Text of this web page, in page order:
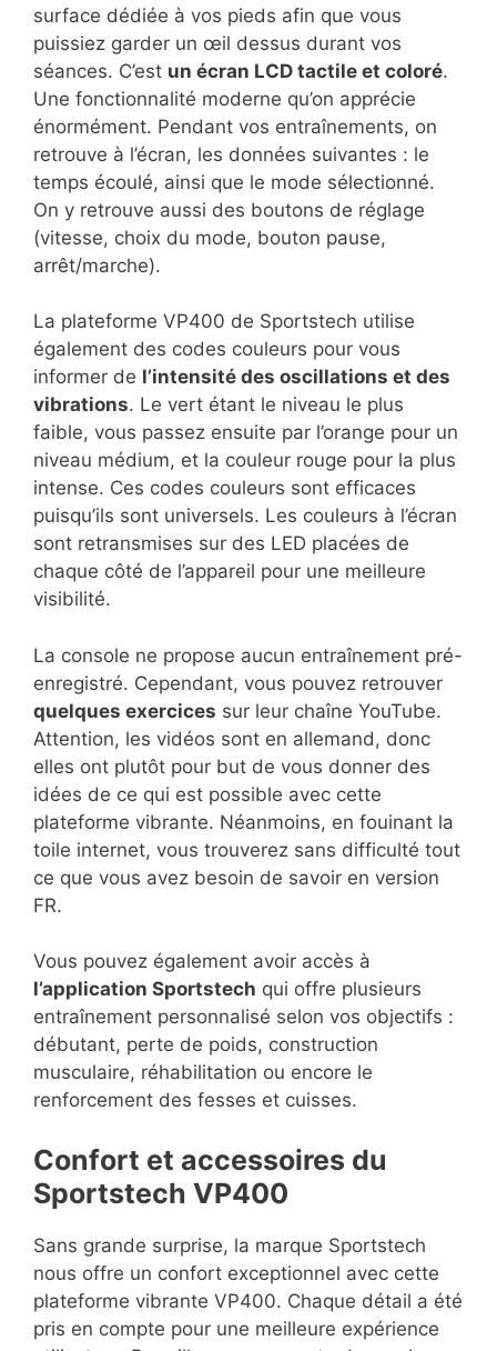
surface dédiée à vos pieds afin que vous
puissiez garder un œil dessus durant vos
séances. C’est un écran LCD tactile et coloré.
Une fonctionnalité moderne qu’on apprécie
énormément. Pendant vos entraînements, on
retrouve à l’écran, les données suivantes : le
temps écoulé, ainsi que le mode sélectionné.
On y retrouve aussi des boutons de réglage
(vitesse, choix du mode, bouton pause,
arrêt/marche).
La plateforme VP400 de Sportstech utilise
également des codes couleurs pour vous
informer de l’intensité des oscillations et des
vibrations. Le vert étant le niveau le plus
faible, vous passez ensuite par l’orange pour un
niveau médium, et la couleur rouge pour la plus
intense. Ces codes couleurs sont efficaces
puisqu’ils sont universels. Les couleurs à l’écran
sont retransmises sur des LED placées de
chaque côté de l’appareil pour une meilleure
visibilité.
La console ne propose aucun entraînement pré-
enregistré. Cependant, vous pouvez retrouver
quelques exercices sur leur chaîne YouTube.
Attention, les vidéos sont en allemand, donc
elles ont plutôt pour but de vous donner des
idées de ce qui est possible avec cette
plateforme vibrante. Néanmoins, en fouinant la
toile internet, vous trouverez sans difficulté tout
ce que vous avez besoin de savoir en version
FR.
Vous pouvez également avoir accès à
l’application Sportstech qui offre plusieurs
entraînement personnalisé selon vos objectifs :
débutant, perte de poids, construction
musculaire, réhabilitation ou encore le
renforcement des fesses et cuisses.
Confort et accessoires du
Sportstech VP400
Sans grande surprise, la marque Sportstech
nous offre un confort exceptionnel avec cette
plateforme vibrante VP400. Chaque détail a été
pris en compte pour une meilleure expérience